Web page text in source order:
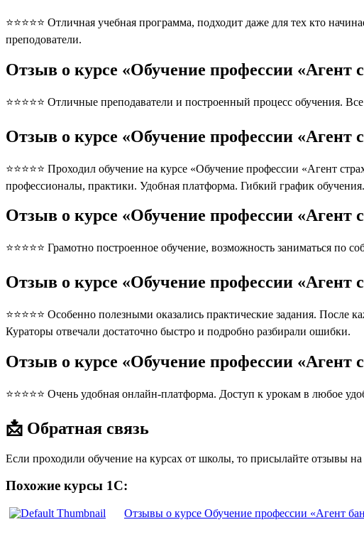
⭐⭐⭐⭐⭐ Отличная учебная программа, подходит даже для тех кто
преподователи.
Отзыв о курсе «Обучение профессии «Агент
⭐⭐⭐⭐⭐ Отличные преподаватели и построенный процесс обучения.
Отзыв о курсе «Обучение профессии «Агент
⭐⭐⭐⭐⭐ Проходил обучение на курсе «Обучение профессии «Агент
профессионалы, практики. Удобная платформа. Гибкий график
Отзыв о курсе «Обучение профессии «Агент
⭐⭐⭐⭐⭐ Грамотно построенное обучение, возможность заниматься по
Отзыв о курсе «Обучение профессии «Агент
⭐⭐⭐⭐⭐ Особенно полезными оказались практические задания. После
Кураторы отвечали достаточно быстро и подробно разбирали ошибки.
Отзыв о курсе «Обучение профессии
⭐⭐⭐⭐⭐ Очень удобная онлайн-платформа. Доступ к урокам в любое
📩 Обратная связь
Если проходили обучение на курсах от школы, то присылайте отзывы на
Похожие курсы 1С:
Отзывы о курсе Обучение профессии «Агент